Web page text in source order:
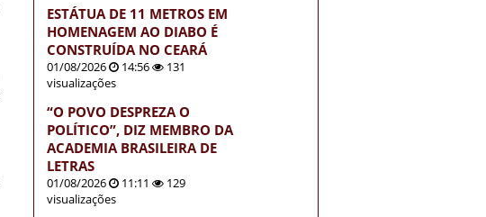
ESTÁTUA DE 11 METROS EM
HOMENAGEM AO DIABO É
CONSTRUÍDA NO CEARÁ
01/08/2026 14:56
131
visualizações
“O POVO DESPREZA O
POLÍTICO”, DIZ MEMBRO DA
ACADEMIA BRASILEIRA DE
LETRAS
01/08/2026 11:11
129
visualizações